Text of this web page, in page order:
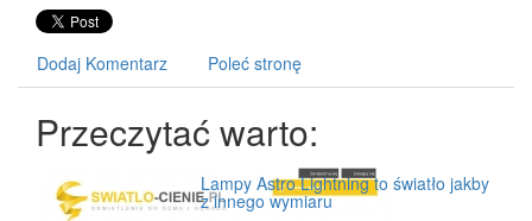
Dodaj Komentarz Poleć stronę
Przeczytać warto:
Lampy Astro Lightning to światło jakby
z innego wymiaru